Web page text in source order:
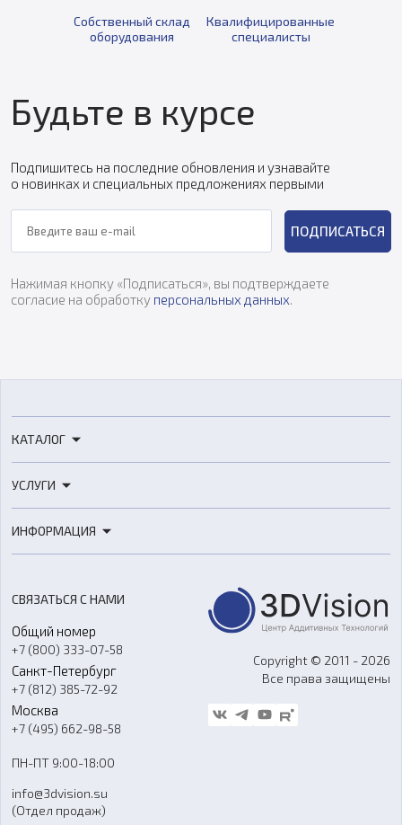
Собственный склад
оборудования
Квалифицированные
специалисты
Будьте в курсе
Подпишитесь на последние обновления и узнавайте
о новинках и специальных предложениях первыми
ПОДПИСАТЬСЯ
Нажимая кнопку «Подписаться», вы подтверждаете
согласие на обработку персональных данных.
КАТАЛОГ
Расходные материалы
Оборудование и материалы для вакуумного литья
Аксессуары и прочее оборудование
Программное обеспечение
УСЛУГИ
3D-моделирование
Ремонт и услуги
ИНФОРМАЦИЯ
О компании
Контакты
Гос. закупки
Стать дилером
Блог
FAQ
СВЯЗАТЬСЯ С НАМИ
Общий номер
+7 (800) 333-07-58
Санкт-Петербург
+7 (812) 385-72-92
Москва
+7 (495) 662-98-58
ПН-ПТ 9:00-18:00
info@3dvision.su
(Отдел продаж)
Copyright © 2011 - 2026
Все права защищены